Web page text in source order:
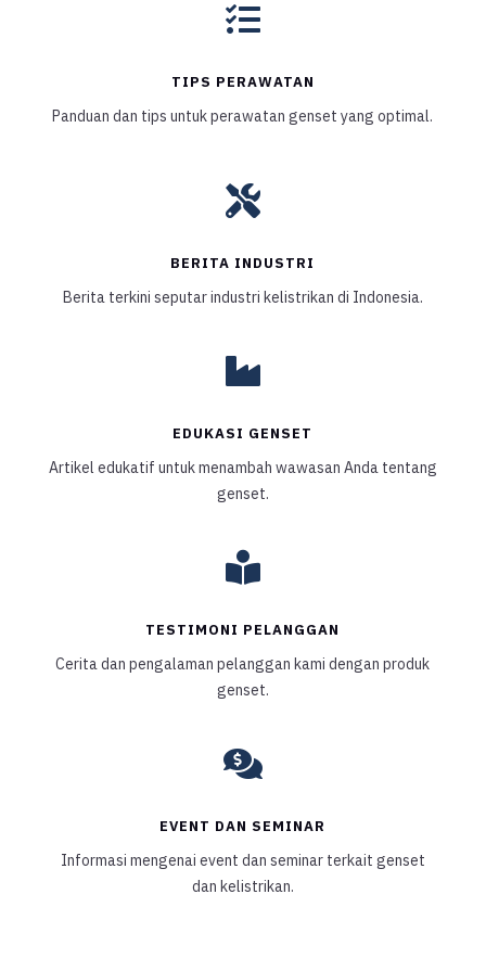

TIPS PERAWATAN
Panduan dan tips untuk perawatan genset yang optimal.

BERITA INDUSTRI
Berita terkini seputar industri kelistrikan di Indonesia.

EDUKASI GENSET
Artikel edukatif untuk menambah wawasan Anda tentang
genset.

TESTIMONI PELANGGAN
Cerita dan pengalaman pelanggan kami dengan produk
genset.

EVENT DAN SEMINAR
Informasi mengenai event dan seminar terkait genset
dan kelistrikan.